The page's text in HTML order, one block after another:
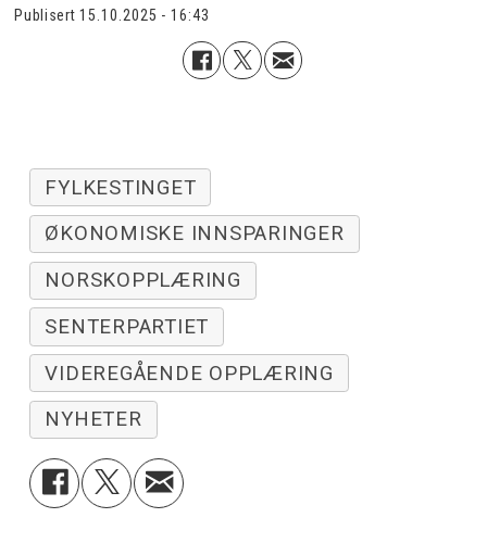
Publisert 15.10.2025 - 16:43
FYLKESTINGET
ØKONOMISKE INNSPARINGER
NORSKOPPLÆRING
SENTERPARTIET
VIDEREGÅENDE OPPLÆRING
NYHETER